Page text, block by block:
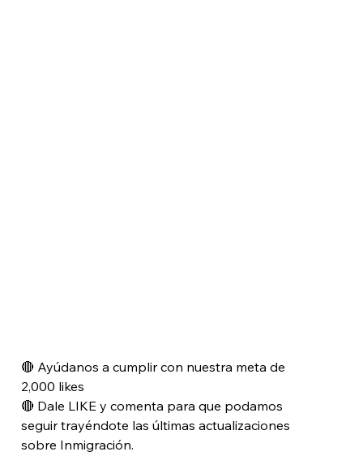
🔴 Ayúdanos a cumplir con nuestra meta de
2,000 likes
🔴 Dale LIKE y comenta para que podamos
seguir trayéndote las últimas actualizaciones
sobre Inmigración.